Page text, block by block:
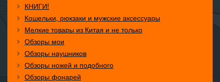
КНИГИ!
Кошельки, рюкзаки и мужские аксессуары
Мелкие товары из Китая и не только
Обзоры мои
Обзоры наушников
Обзоры ножей и подобного
Обзоры фонарей